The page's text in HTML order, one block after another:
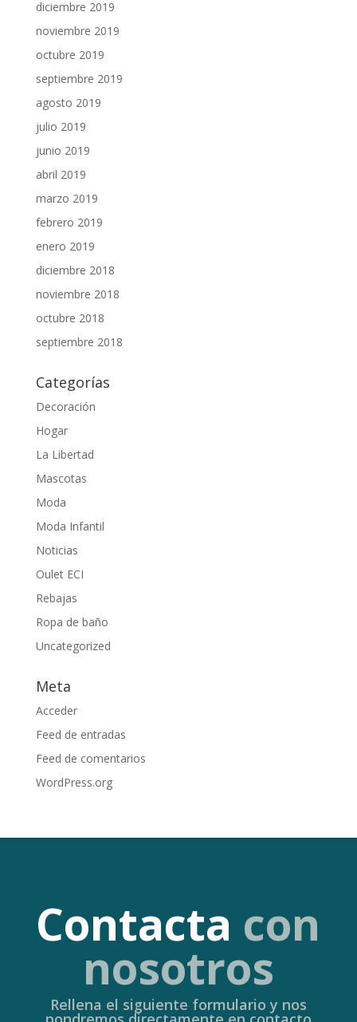
diciembre 2019
noviembre 2019
octubre 2019
septiembre 2019
agosto 2019
julio 2019
junio 2019
abril 2019
marzo 2019
febrero 2019
enero 2019
diciembre 2018
noviembre 2018
octubre 2018
septiembre 2018
Categorías
Decoración
Hogar
La Libertad
Mascotas
Moda
Moda Infantil
Noticias
Oulet ECI
Rebajas
Ropa de baño
Uncategorized
Meta
Acceder
Feed de entradas
Feed de comentarios
WordPress.org
Contacta con
nosotros
Rellena el siguiente formulario y nos